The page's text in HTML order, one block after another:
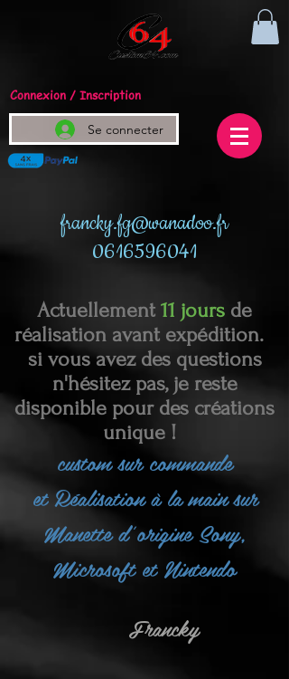
Connexion / Inscription
Se connecter
francky.fg@wanadoo.fr
0616596041
Actuellement 11 jours de
réalisation avant expédition.
si vous avez des questions
n'hésitez pas, je reste
disponible pour des créations
unique !
custom sur commande
etRéalisation à la main sur
Manette d'origine Sony,
Microsoft et Nintendo
Francky